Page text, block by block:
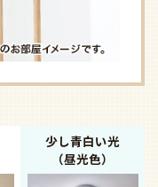
少し青白い光
（昼光色）